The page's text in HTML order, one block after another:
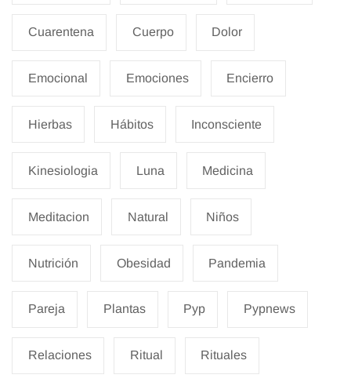
Cuarentena Cuerpo Dolor
Emocional Emociones Encierro
Hierbas Hábitos Inconsciente
Kinesiologia Luna Medicina
Meditacion Natural Niños
Nutrición Obesidad Pandemia
Pareja Plantas Pyp Pypnews
Relaciones Ritual Rituales